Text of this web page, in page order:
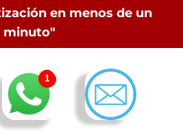
en menos de un
minuto"